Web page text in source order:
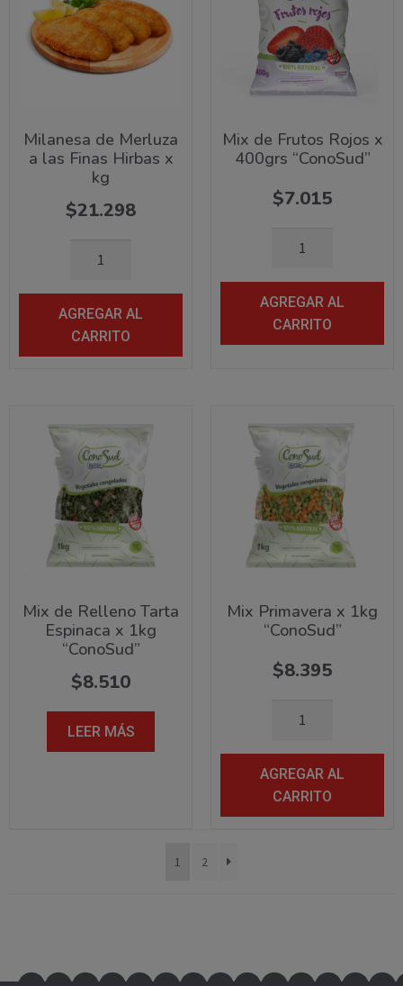
Milanesa de Merluza
a las Finas Hirbas x
kg
$21.298
AGREGAR AL
CARRITO
Mix de Frutos Rojos x
400grs “ConoSud”
$7.015
AGREGAR AL
CARRITO
Mix de Relleno Tarta
Espinaca x 1kg
“ConoSud”
$8.510
LEER MÁS
Mix Primavera x 1kg
“ConoSud”
$8.395
AGREGAR AL
CARRITO
1 2